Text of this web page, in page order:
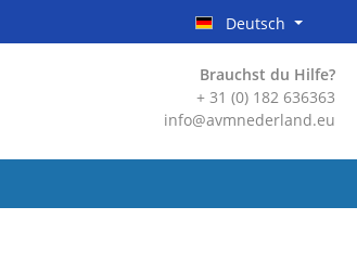
Deutsch
Brauchst du Hilfe?
+ 31 (0) 182 636363
info@avmnederland.eu